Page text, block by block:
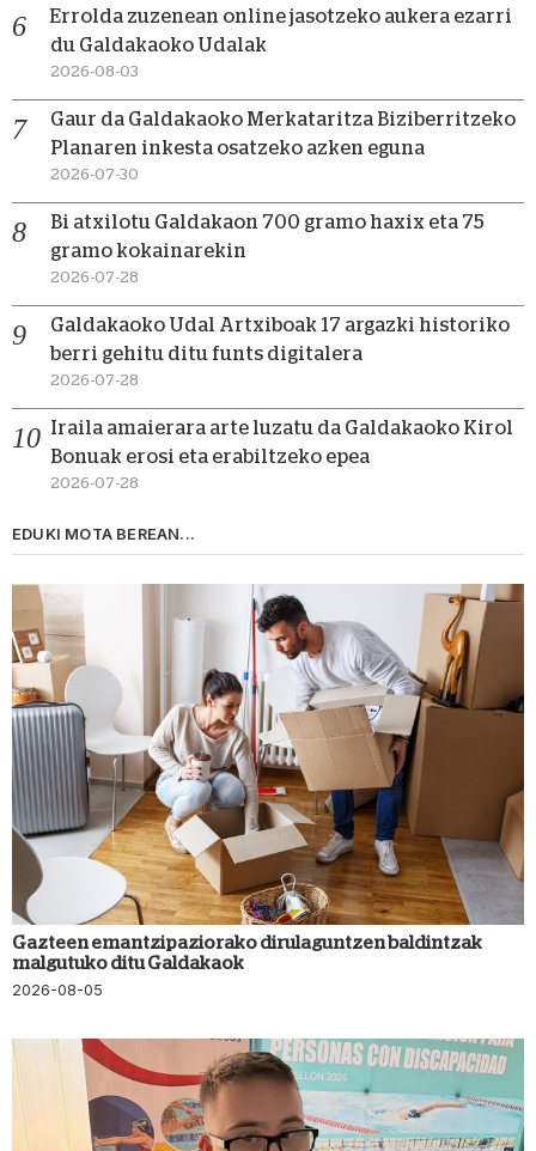
Errolda zuzenean online jasotzeko aukera ezarri
du Galdakaoko Udalak
2026-08-03
Gaur da Galdakaoko Merkataritza Biziberritzeko
Planaren inkesta osatzeko azken eguna
2026-07-30
Bi atxilotu Galdakaon 700 gramo haxix eta 75
gramo kokainarekin
2026-07-28
Galdakaoko Udal Artxiboak 17 argazki historiko
berri gehitu ditu funts digitalera
2026-07-28
Iraila amaierara arte luzatu da Galdakaoko Kirol
Bonuak erosi eta erabiltzeko epea
2026-07-28
EDUKI MOTA BEREAN...
Gazteen emantzipaziorako dirulaguntzen baldintzak
malgutuko ditu Galdakaok
2026-08-05